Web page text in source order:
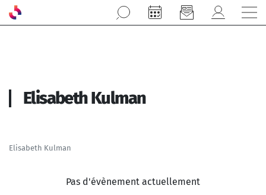
Aller au contenu principal
Elisabeth Kulman
Elisabeth Kulman
Pas d'évènement actuellement